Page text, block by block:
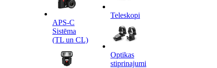
APS-C
Sistēma
(TL un CL)
Teleskopi
Optikas
stiprinajumi